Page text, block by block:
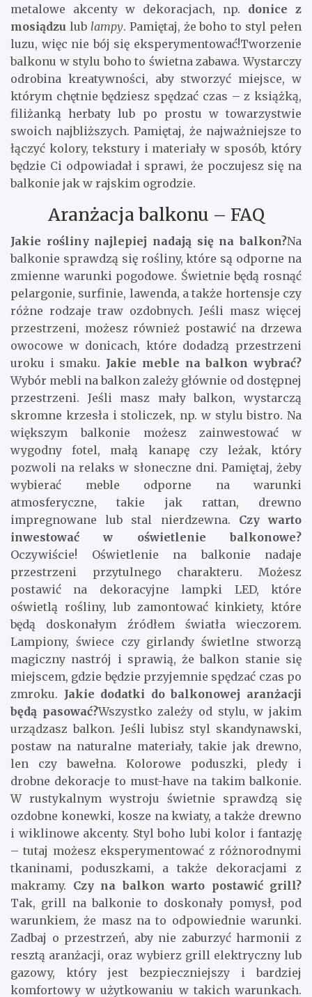
metalowe akcenty w dekoracjach, np. donice z
mosiądzu lub lampy. Pamiętaj, że boho to styl pełen
luzu, więc nie bój się eksperymentować!Tworzenie
balkonu w stylu boho to świetna zabawa. Wystarczy
odrobina kreatywności, aby stworzyć miejsce, w
którym chętnie będziesz spędzać czas – z książką,
filiżanką herbaty lub po prostu w towarzystwie
swoich najbliższych. Pamiętaj, że najważniejsze to
łączyć kolory, tekstury i materiały w sposób, który
będzie Ci odpowiadał i sprawi, że poczujesz się na
balkonie jak w rajskim ogrodzie.
Aranżacja balkonu – FAQ
Jakie rośliny najlepiej nadają się na balkon?Na
balkonie sprawdzą się rośliny, które są odporne na
zmienne warunki pogodowe. Świetnie będą rosnąć
pelargonie, surfinie, lawenda, a także hortensje czy
różne rodzaje traw ozdobnych. Jeśli masz więcej
przestrzeni, możesz również postawić na drzewa
owocowe w donicach, które dodadzą przestrzeni
uroku i smaku. Jakie meble na balkon wybrać?
Wybór mebli na balkon zależy głównie od dostępnej
przestrzeni. Jeśli masz mały balkon, wystarczą
skromne krzesła i stoliczek, np. w stylu bistro. Na
większym balkonie możesz zainwestować w
wygodny fotel, małą kanapę czy leżak, który
pozwoli na relaks w słoneczne dni. Pamiętaj, żeby
wybierać meble odporne na warunki
atmosferyczne, takie jak rattan, drewno
impregnowane lub stal nierdzewna. Czy warto
inwestować w oświetlenie balkonowe?
Oczywiście! Oświetlenie na balkonie nadaje
przestrzeni przytulnego charakteru. Możesz
postawić na dekoracyjne lampki LED, które
oświetlą rośliny, lub zamontować kinkiety, które
będą doskonałym źródłem światła wieczorem.
Lampiony, świece czy girlandy świetlne stworzą
magiczny nastrój i sprawią, że balkon stanie się
miejscem, gdzie będzie przyjemnie spędzać czas po
zmroku. Jakie dodatki do balkonowej aranżacji
będą pasować?Wszystko zależy od stylu, w jakim
urządzasz balkon. Jeśli lubisz styl skandynawski,
postaw na naturalne materiały, takie jak drewno,
len czy bawełna. Kolorowe poduszki, pledy i
drobne dekoracje to must-have na takim balkonie.
W rustykalnym wystroju świetnie sprawdzą się
ozdobne konewki, kosze na kwiaty, a także drewno
i wiklinowe akcenty. Styl boho lubi kolor i fantazję
– tutaj możesz eksperymentować z różnorodnymi
tkaninami, poduszkami, a także dekoracjami z
makramy. Czy na balkon warto postawić grill?
Tak, grill na balkonie to doskonały pomysł, pod
warunkiem, że masz na to odpowiednie warunki.
Zadbaj o przestrzeń, aby nie zaburzyć harmonii z
resztą aranżacji, oraz wybierz grill elektryczny lub
gazowy, który jest bezpieczniejszy i bardziej
komfortowy w użytkowaniu w takich warunkach.